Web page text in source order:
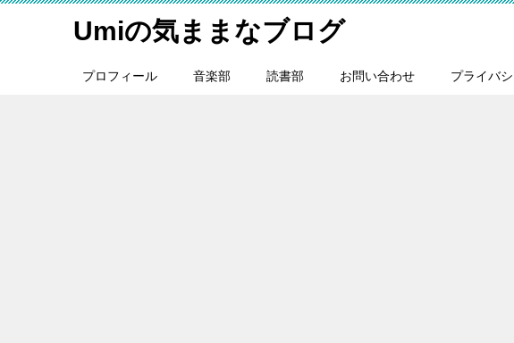
Umiの気ままなブログ
プロフィール 音楽部 読書部 お問い合わせ プライバ